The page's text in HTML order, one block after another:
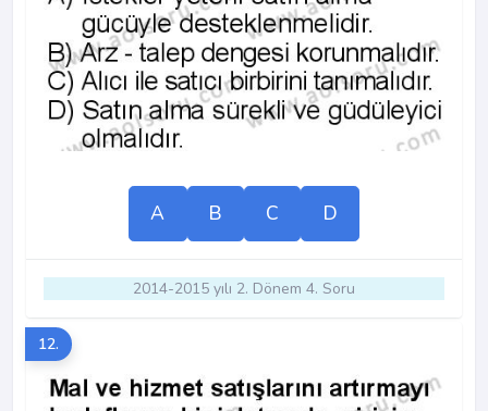
A B C D
2014-2015 yılı 2. Dönem 4. Soru
12.